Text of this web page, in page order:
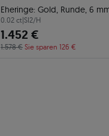
Eheringe: Gold, Runde, 6
0.02 ct|SI2/H
1.452 €
1.578 € Sie sparen 126 €